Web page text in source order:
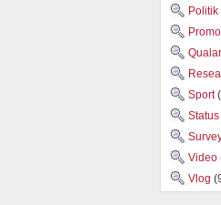
Politik
Sport
Status
Video
Vlog